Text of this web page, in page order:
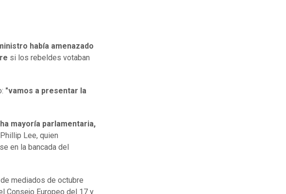
había amenazado
si los rebeldes votaban
"vamos a presentar la
mayoría parlamentaria,
Lee, quien
en la bancada del
mediados de octubre
Consejo Europeo del 17 y